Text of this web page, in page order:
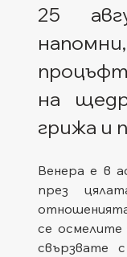
25
на
грижа и
Венера е в
през
се осмелите
свързвате